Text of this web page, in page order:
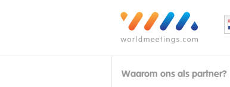
Waarom ons als partner?